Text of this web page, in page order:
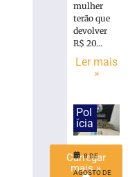
Brusque
Carregar
mais »
mulher
terão que
devolver
R$ 20...
Ler mais
»
Pol
ícia
8 DE
AGOSTO DE